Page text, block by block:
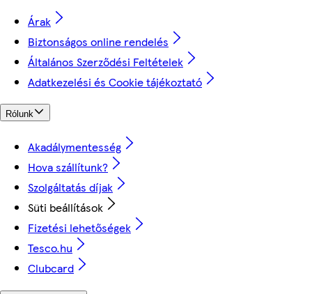
Árak
Biztonságos online rendelés
Általános Szerződési Feltételek
Adatkezelési és Cookie tájékoztató
Rólunk
Akadálymentesség
Hova szállítunk?
Szolgáltatás díjak
Süti beállítások
Fizetési lehetőségek
Tesco.hu
Clubcard